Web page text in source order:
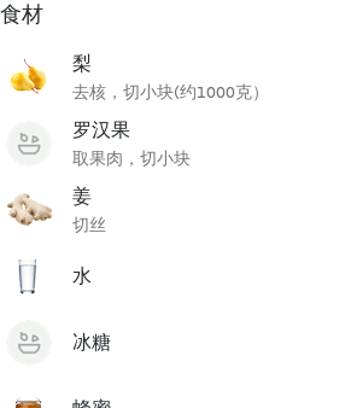
食材
梨
去核，切小块(约1000克）
罗汉果
取果肉，切小块
姜
切丝
水
冰糖